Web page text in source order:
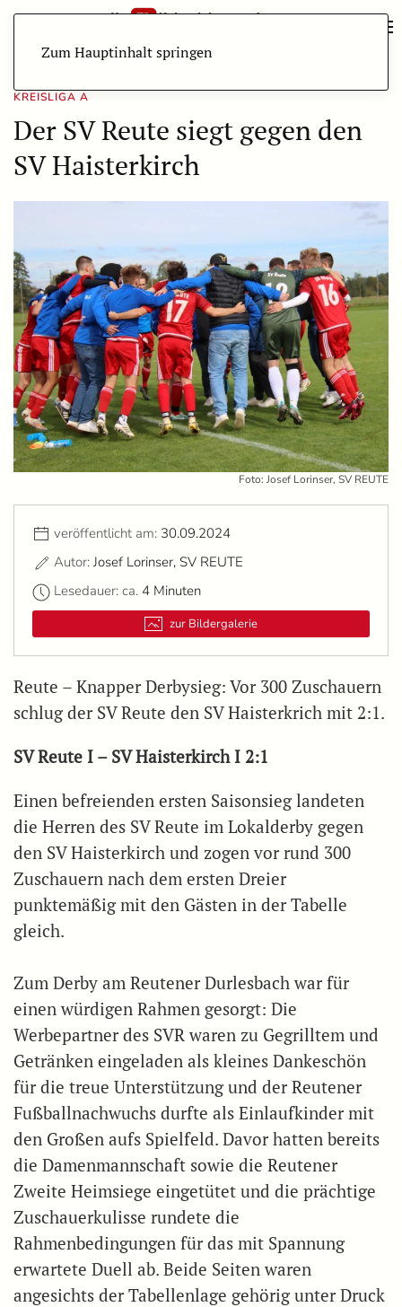
Zum Hauptinhalt springen
KREISLIGA A
Der SV Reute siegt gegen den
SV Haisterkirch
Foto: Josef Lorinser, SV REUTE
veröffentlicht am: 30.09.2024
Autor: Josef Lorinser, SV REUTE
Lesedauer: ca. 4 Minuten
zur Bildergalerie
Reute – Knapper Derbysieg: Vor 300 Zuschauern
schlug der SV Reute den SV Haisterkrich mit 2:1.
SV Reute I – SV Haisterkirch I 2:1
Einen befreienden ersten Saisonsieg landeten
die Herren des SV Reute im Lokalderby gegen
den SV Haisterkirch und zogen vor rund 300
Zuschauern nach dem ersten Dreier
punktemäßig mit den Gästen in der Tabelle
gleich.
Zum Derby am Reutener Durlesbach war für
einen würdigen Rahmen gesorgt: Die
Werbepartner des SVR waren zu Gegrilltem und
Getränken eingeladen als kleines Dankeschön
für die treue Unterstützung und der Reutener
Fußballnachwuchs durfte als Einlaufkinder mit
den Großen aufs Spielfeld. Davor hatten bereits
die Damenmannschaft sowie die Reutener
Zweite Heimsiege eingetütet und die prächtige
Zuschauerkulisse rundete die
Rahmenbedingungen für das mit Spannung
erwartete Duell ab. Beide Seiten waren
angesichts der Tabellenlage gehörig unter Druck